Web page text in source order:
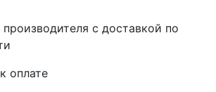
с доставкой по
оплате